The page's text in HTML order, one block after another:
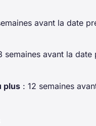
avant la date
semaines avant la date
plus : 12 semaines